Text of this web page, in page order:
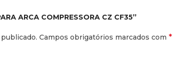
ARCA COMPRESSORA CZ CF35”
Campos obrigatórios marcados com *